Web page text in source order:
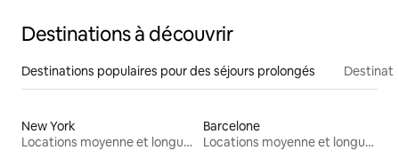
Destinations à découvrir
Destinations populaires pour des séjours prolongés
New York
Locations moyenne et longue durée
Barcelone
Locations moyenne et longue durée